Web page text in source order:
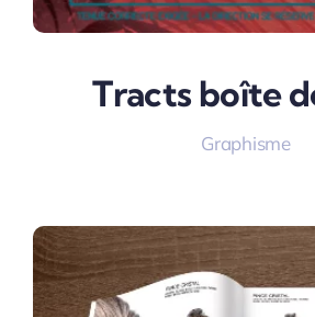
Tracts boîte
Graphisme